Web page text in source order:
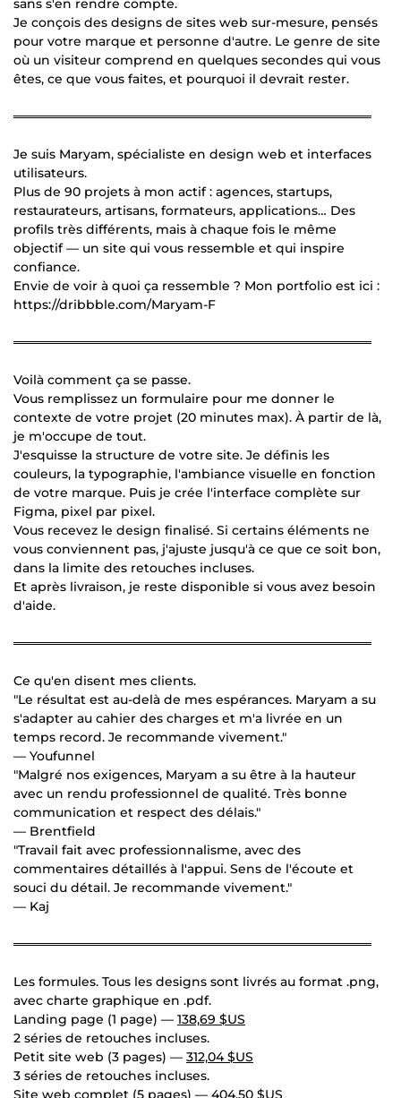
sans s'en rendre compte.
Je conçois des designs de sites web sur-mesure, pensés
pour votre marque et personne d'autre. Le genre de site
où un visiteur comprend en quelques secondes qui vous
êtes, ce que vous faites, et pourquoi il devrait rester.
════════════════════════════════════════
Je suis Maryam, spécialiste en design web et interfaces
utilisateurs.
Plus de 90 projets à mon actif : agences, startups,
restaurateurs, artisans, formateurs, applications… Des
profils très différents, mais à chaque fois le même
objectif — un site qui vous ressemble et qui inspire
confiance.
Envie de voir à quoi ça ressemble ? Mon portfolio est ici :
https://dribbble.com/Maryam-F
════════════════════════════════════════
Voilà comment ça se passe.
Vous remplissez un formulaire pour me donner le
contexte de votre projet (20 minutes max). À partir de là,
je m'occupe de tout.
J'esquisse la structure de votre site. Je définis les
couleurs, la typographie, l'ambiance visuelle en fonction
de votre marque. Puis je crée l'interface complète sur
Figma, pixel par pixel.
Vous recevez le design finalisé. Si certains éléments ne
vous conviennent pas, j'ajuste jusqu'à ce que ce soit bon,
dans la limite des retouches incluses.
Et après livraison, je reste disponible si vous avez besoin
d'aide.
════════════════════════════════════════
Ce qu'en disent mes clients.
"Le résultat est au-delà de mes espérances. Maryam a su
s'adapter au cahier des charges et m'a livrée en un
temps record. Je recommande vivement."
— Youfunnel
"Malgré nos exigences, Maryam a su être à la hauteur
avec un rendu professionnel de qualité. Très bonne
communication et respect des délais."
— Brentfield
"Travail fait avec professionnalisme, avec des
commentaires détaillés à l'appui. Sens de l'écoute et
souci du détail. Je recommande vivement."
— Kaj
════════════════════════════════════════
Les formules. Tous les designs sont livrés au format .png,
avec charte graphique en .pdf.
Landing page (1 page) — 138,69 $US
2 séries de retouches incluses.
Petit site web (3 pages) — 312,04 $US
3 séries de retouches incluses.
Site web complet (5 pages) — 404,50 $US